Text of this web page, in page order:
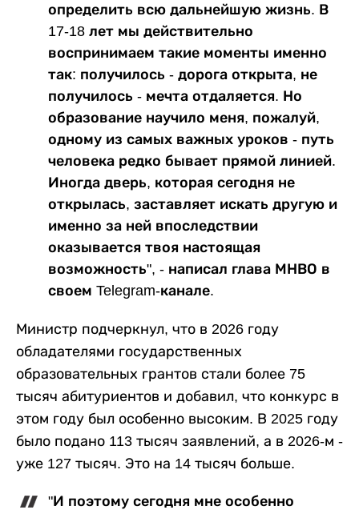
определить всю дальнейшую жизнь. В
17-18 лет мы действительно
воспринимаем такие моменты именно
так: получилось - дорога открыта, не
получилось - мечта отдаляется. Но
образование научило меня, пожалуй,
одному из самых важных уроков - путь
человека редко бывает прямой линией.
Иногда дверь, которая сегодня не
открылась, заставляет искать другую и
именно за ней впоследствии
оказывается твоя настоящая
возможность", - написал глава МНВО в
своем Telegram-канале.
Министр подчеркнул, что в 2026 году
обладателями государственных
образовательных грантов стали более 75
тысяч абитуриентов и добавил, что конкурс в
этом году был особенно высоким. В 2025 году
было подано 113 тысяч заявлений, а в 2026-м -
уже 127 тысяч. Это на 14 тысяч больше.
"И поэтому сегодня мне особенно